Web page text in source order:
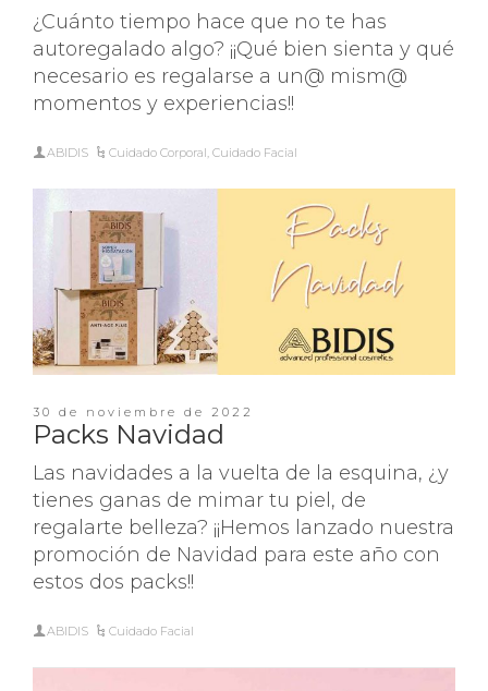
¿Cuánto tiempo hace que no te has
autoregalado algo? ¡¡Qué bien sienta y qué
necesario es regalarse a un@ mism@
momentos y experiencias!!
ABIDIS Cuidado Corporal ,Cuidado Facial
30 de noviembre de 2022
Packs Navidad
Las navidades a la vuelta de la esquina, ¿y
tienes ganas de mimar tu piel, de
regalarte belleza? ¡¡Hemos lanzado nuestra
promoción de Navidad para este año con
estos dos packs!!
ABIDIS Cuidado Facial